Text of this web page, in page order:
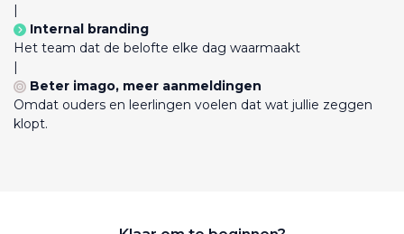
|
Internal branding
Het team dat de belofte elke dag waarmaakt
|
Beter imago, meer aanmeldingen
Omdat ouders en leerlingen voelen dat wat jullie zeggen
klopt.